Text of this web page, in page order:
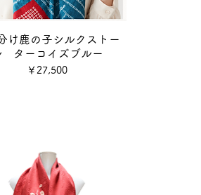
け鹿の子シルクストー
ターコイズブルー
価格
￥27,500